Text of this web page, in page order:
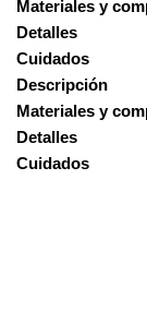
Materiales y
Detalles
Cuidados
Descripción
Materiales y
Detalles
Cuidados